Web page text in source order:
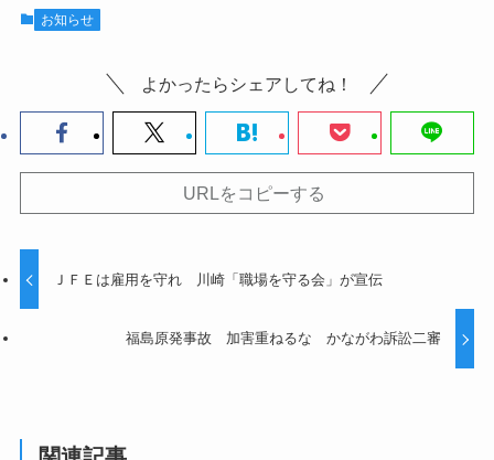
お知らせ
よかったらシェアしてね！
URLをコピーする
ＪＦＥは雇用を守れ 川崎「職場を守る会」が宣伝
福島原発事故 加害重ねるな かながわ訴訟二審